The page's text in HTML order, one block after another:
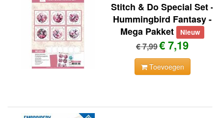
Stitch & Do Special Set -
Hummingbird Fantasy -
Mega Pakket
Nieuw
€ 7,99€ 7,19
Toevoegen